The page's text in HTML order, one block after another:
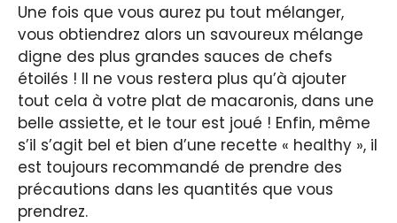
Une fois que vous aurez pu tout mélanger,
vous obtiendrez alors un savoureux mélange
digne des plus grandes sauces de chefs
étoilés ! Il ne vous restera plus qu’à ajouter
tout cela à votre plat de macaronis, dans une
belle assiette, et le tour est joué ! Enfin, même
s’il s’agit bel et bien d’une recette « healthy », il
est toujours recommandé de prendre des
précautions dans les quantités que vous
prendrez.